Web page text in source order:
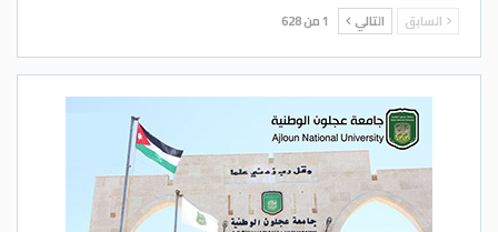
السابق التالي 1 من 628